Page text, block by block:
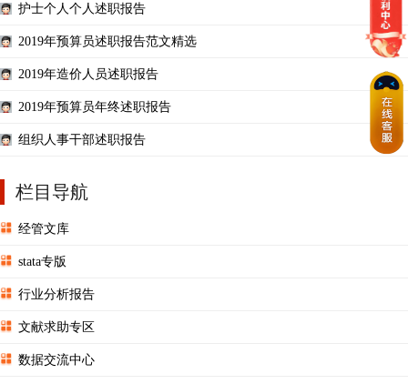
护士个人个人述职报告
2019年预算员述职报告范文精选
2019年造价人员述职报告
2019年预算员年终述职报告
组织人事干部述职报告
栏目导航
经管文库
stata专版
行业分析报告
文献求助专区
数据交流中心